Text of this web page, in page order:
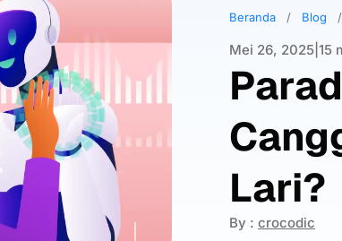
Beranda / Blog /
Mei 26, 2025 15
Lari?
By : crocodic